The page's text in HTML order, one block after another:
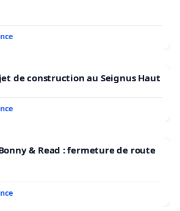
de construction au Seignus Haut
& Read : fermeture de route